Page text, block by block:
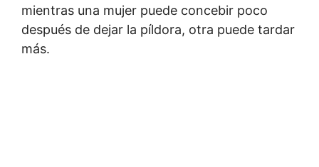
mientras una mujer puede concebir poco
después de dejar la píldora, otra puede tardar
más.